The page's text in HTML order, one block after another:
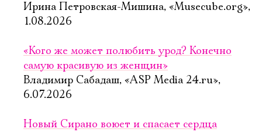
Ирина Петровская-Мишина, «Musecube.org»,
1.08.2026
«Кого же может полюбить урод? Конечно
самую красивую из женщин»
Владимир Сабадаш, «ASP Media 24.ru»,
6.07.2026
Новый Сирано воюет и спасает сердца